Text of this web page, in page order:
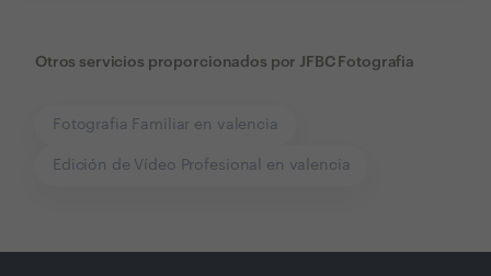
Otros servicios proporcionados por JFBC Fotografia
Fotografia Familiar en valencia
Edición de Vídeo Profesional en valencia